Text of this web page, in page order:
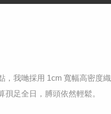
，我哋採用 1cm 寬幅高密度織
足全日，膊頭依然輕鬆。